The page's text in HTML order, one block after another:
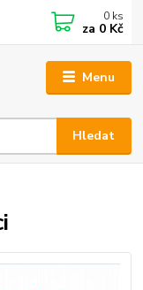
Menu
Hledat
0 ks
za 0 Kč